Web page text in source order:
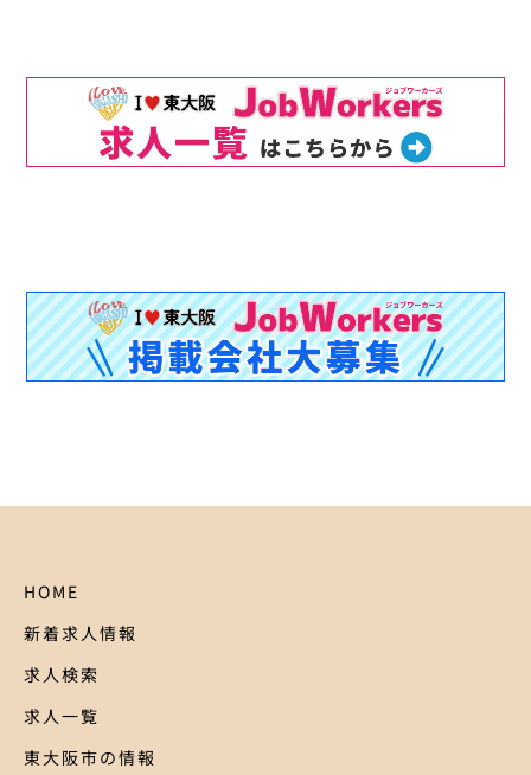
HOME
新着求人情報
求人検索
求人一覧
東大阪市の情報